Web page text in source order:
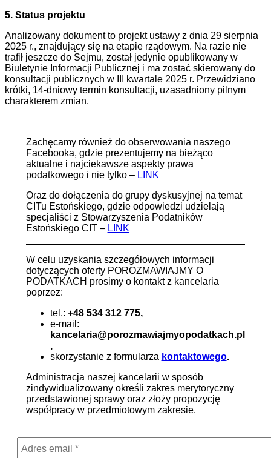
5. Status projektu
Analizowany dokument to projekt ustawy z dnia 29 sierpnia
2025 r., znajdujący się na etapie rządowym. Na razie nie
trafił jeszcze do Sejmu, został jedynie opublikowany w
Biuletynie Informacji Publicznej i ma zostać skierowany do
konsultacji publicznych w III kwartale 2025 r. Przewidziano
krótki, 14-dniowy termin konsultacji, uzasadniony pilnym
charakterem zmian.
Zachęcamy również do obserwowania naszego
Facebooka, gdzie prezentujemy na bieżąco
aktualne i najciekawsze aspekty prawa
podatkowego i nie tylko – LINK
Oraz do dołączenia do grupy dyskusyjnej na temat
CITu Estońskiego, gdzie odpowiedzi udzielają
specjaliści z Stowarzyszenia Podatników
Estońskiego CIT – LINK
W celu uzyskania szczegółowych informacji
dotyczących oferty POROZMAWIAJMY O
PODATKACH prosimy o kontakt z kancelaria
poprzez:
tel.: +48 534 312 775,
e-mail:
kancelaria@porozmawiajmyopodatkach.pl
,
skorzystanie z formularza kontaktowego.
Administracja naszej kancelarii w sposób
zindywidualizowany określi zakres merytoryczny
przedstawionej sprawy oraz złoży propozycję
współpracy w przedmiotowym zakresie.